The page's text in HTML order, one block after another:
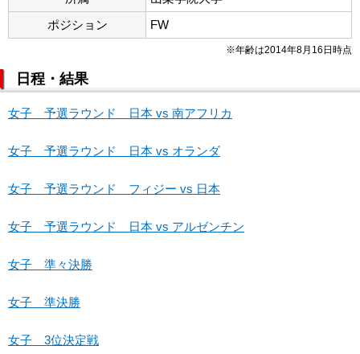
ポジション
FW
※年齢は2014年8月16日時点
日程・結果
女子 予選ラウンド 日本 vs 南アフリカ
女子 予選ラウンド 日本 vs オランダ
女子 予選ラウンド フィジー vs 日本
女子 予選ラウンド 日本 vs アルゼンチン
女子 準々決勝
女子 準決勝
女子 3位決定戦